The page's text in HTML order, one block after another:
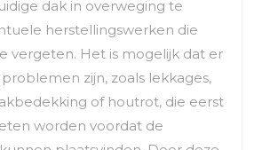
dak in overweging te
herstellingswerken die
vergeten. Het is mogelijk dat er
zijn, zoals lekkages,
of houtrot, die eerst
worden voordat de